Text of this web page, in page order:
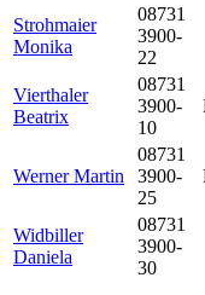
Strohmaier
Monika
08731
3900-
22
Vierthaler
Beatrix
08731
3900-
10
Werner Martin
08731
3900-
25
Widbiller
Daniela
08731
3900-
30